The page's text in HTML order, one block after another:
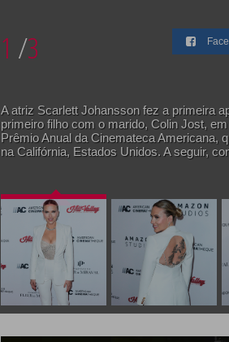
1 /3
A atriz Scarlett Johansson fez a primeira
primeiro filho com o marido, Colin Jost,
Prêmio Anual da Cinemateca Americana,
na Califórnia, Estados Unidos. A seguir,